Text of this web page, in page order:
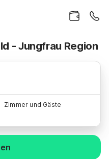
- Jungfrau Region
Zimmer und Gäste